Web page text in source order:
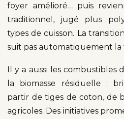
foyer amélioré… puis
traditionnel, jugé plus
types de cuisson. La
suit pas automatiquement
Il y a aussi les combustibles
la biomasse résiduelle :
partir de tiges de coton, de
agricoles. Des initiatives